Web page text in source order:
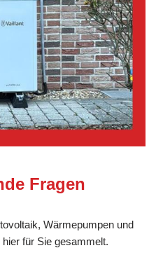
Fragen
Wärmepumpen und
für Sie gesammelt.